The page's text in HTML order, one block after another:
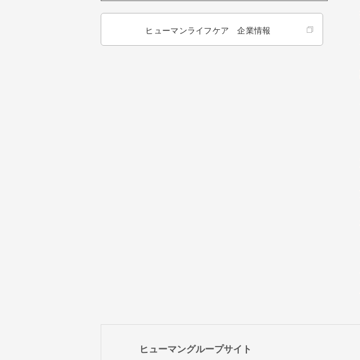
ヒューマンライフケア 企業情報
ヒューマングループサイト